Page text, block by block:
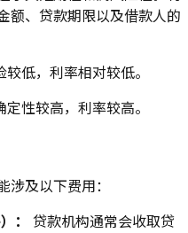
额、贷款期限以及借款人的
较低，利率相对较低。
定性较高，利率较高。
及以下费用：
：
贷款机构通常会收取贷